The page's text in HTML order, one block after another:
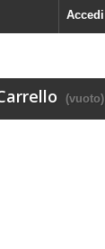
Accedi
(vuoto)